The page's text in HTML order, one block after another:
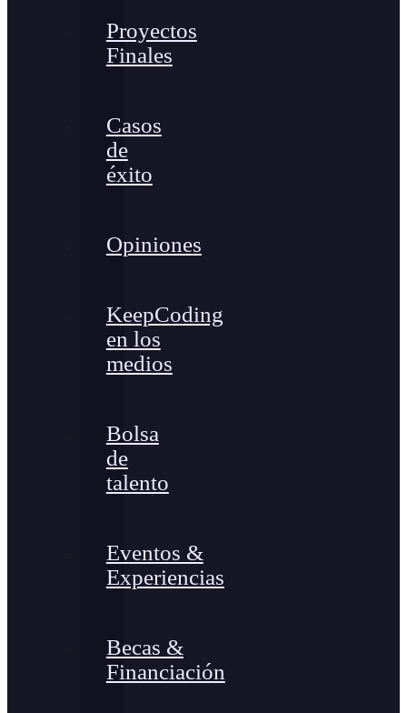
Proyectos
Finales
Casos
de
éxito
Opiniones
KeepCoding
en los
medios
Bolsa
de
talento
Eventos &
Experiencias
Becas &
Financiación